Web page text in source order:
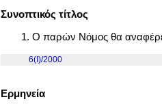
Συνοπτικός τίτλος
1. Ο παρών Νόμος θα
6(I)/2000
Ερμηνεία